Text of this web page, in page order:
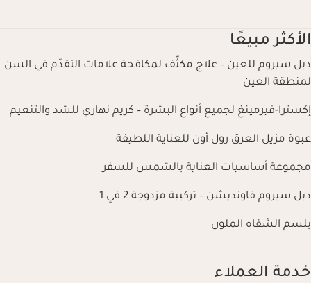
الأكثر مبيعًا
دبل سيروم للعين – علاج مكثّف لمكافحة علامات التقدّم في السن
لمنطقة العين
إكسترا-فيرمينغ لجميع أنواع البشرة – كريم نهاري للشد والتنعيم
عبوة مزيل العرق رول أون للعناية اللطيفة
مجموعة أساسيات العناية بالشمس للسفر
دبل سيروم فاونديشن – تركيبة مزدوجة 2 في 1
بلسم الشفاه الملون
خدمة العملاء